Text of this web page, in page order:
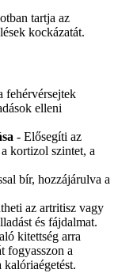
tartja az
kockázatát.
fehérvérsejtek
elleni
- Elősegíti az
kortizol szintet, a
bír, hozzájárulva a
az artritisz vagy
és fájdalmat.
kitettség arra
fogyasszon a
kalóriaégetést.